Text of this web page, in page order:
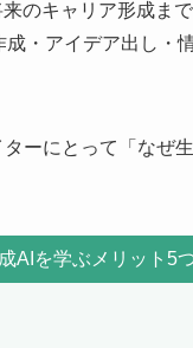
のキャリア形成ま
・アイデア出し・
ーにとって「なぜ
AIを学ぶメリット5